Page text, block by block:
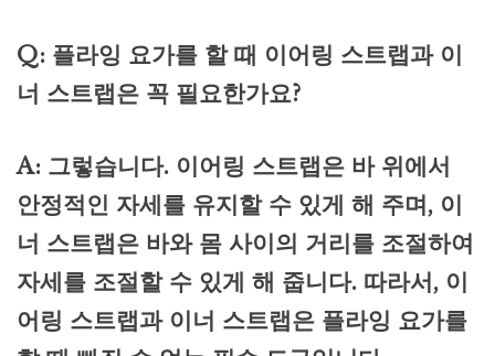
Q: 플라잉 요가를 할 때 이어링 스트랩과 이
너 스트랩은 꼭 필요한가요?
A: 그렇습니다. 이어링 스트랩은 바 위에서
안정적인 자세를 유지할 수 있게 해 주며, 이
너 스트랩은 바와 몸 사이의 거리를 조절하여
자세를 조절할 수 있게 해 줍니다. 따라서, 이
어링 스트랩과 이너 스트랩은 플라잉 요가를